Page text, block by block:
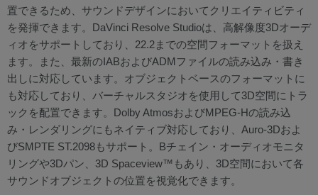
置できるため、サウンドデザインにおいてクリエイティビティ
を発揮できます。DaVinci Resolve Studioは、高解像度3Dオーデ
ィオをサポートしており、22.2までの空間フォーマットを扱え
ます。また、最新のIABおよびADMファイルの読み込み・書き
出しに対応しています。オブジェクトベースのフォーマットに
も対応しており、バーチャルスタジオを使用して3D空間にトラ
ックを配置できます。Dolby AtmosおよびMPEG-Hの読み込
み・レンダリングにもネイティブ対応しており、Auro-3Dおよ
びSMPTE ST.2098もサポート。Bチェイン・オーディオモニタ
リングや3Dパン、3D Spaceview™もあり、3D空間において各
サウンドオブジェクトの位置を視覚化できます。